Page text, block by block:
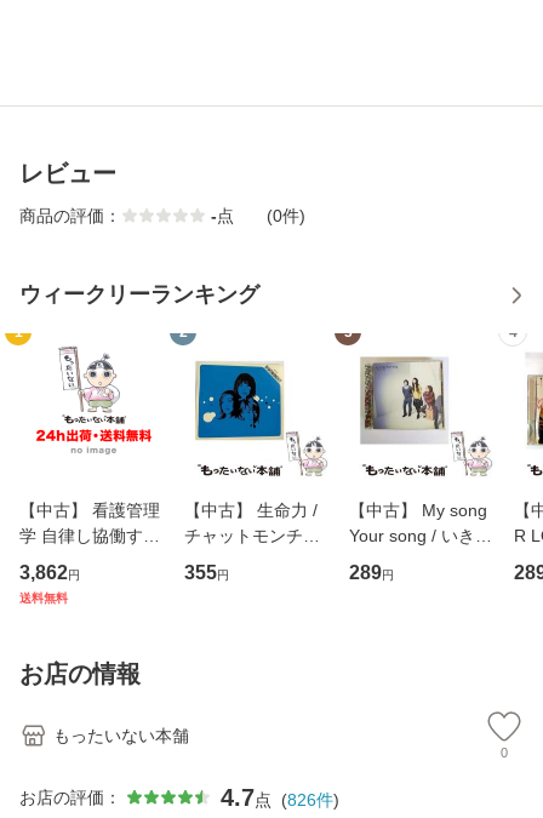
レビュー
商品の評価： -点 (0件)
ウィークリーランキング
1
【中古】 看護管理
学 自律し協働する
専門職の看護マネ
ジメントスキル 改
恵 藤本幸三 / 南江
堂 [単行
3,862円
送料無料
2
【中古】 生命力 /
チャットモンチー /
キューンレコード
[CD]【メール便送
355円
3
【中古】 My song
Your song / いきも
のがかり / [CD]
【メール便送料無
289円
4
【
R
産
お店の情報
もったいない本舗
0
お店の評価： 4.7点 (826件)